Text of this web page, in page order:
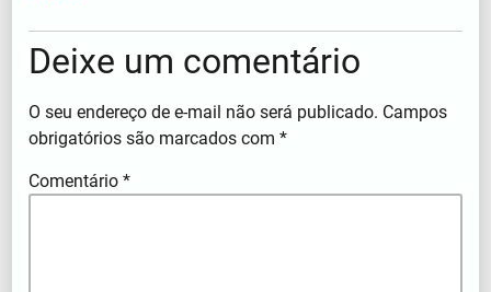
Deixe um comentário
O seu endereço de e-mail não será publicado. Campos
obrigatórios são marcados com*
Comentário*